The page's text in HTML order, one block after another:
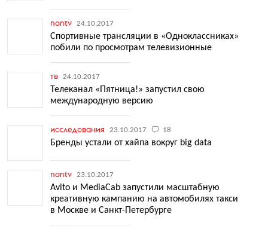
nontv 24.10.2017
Спортивные трансляции в «Одноклассниках»
побили по просмотрам телевизионные
тв 24.10.2017
Телеканал «Пятница!» запустил свою
международную версию
исследования 23.10.2017 18
Бренды устали от хайпа вокруг big data
nontv 23.10.2017
Avito и MediaCab запустили масштабную
креативную кампанию на автомобилях такси
в Москве и Санкт-Петербурге